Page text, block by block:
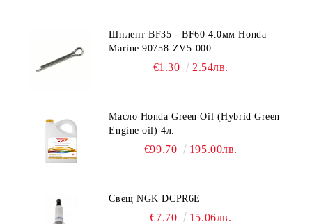
Шплент BF35 - BF60 4.0мм Honda
Marine 90758-ZV5-000
€1.30 2.54лв.
Масло Honda Green Oil (Hybrid Green
Engine oil) 4л.
€99.70 195.00лв.
Свещ NGK DCPR6E
€7.70 15.06лв.